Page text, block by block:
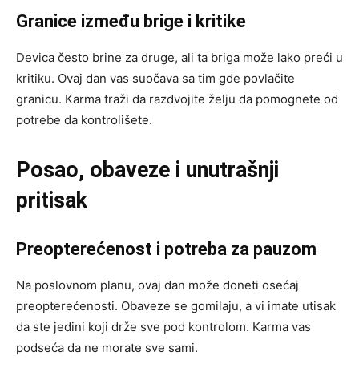
Granice između brige i kritike
Devica često brine za druge, ali ta briga može lako preći u
kritiku. Ovaj dan vas suočava sa tim gde povlačite
granicu. Karma traži da razdvojite želju da pomognete od
potrebe da kontrolišete.
Posao, obaveze i unutrašnji
pritisak
Preopterećenost i potreba za pauzom
Na poslovnom planu, ovaj dan može doneti osećaj
preopterećenosti. Obaveze se gomilaju, a vi imate utisak
da ste jedini koji drže sve pod kontrolom. Karma vas
podseća da ne morate sve sami.